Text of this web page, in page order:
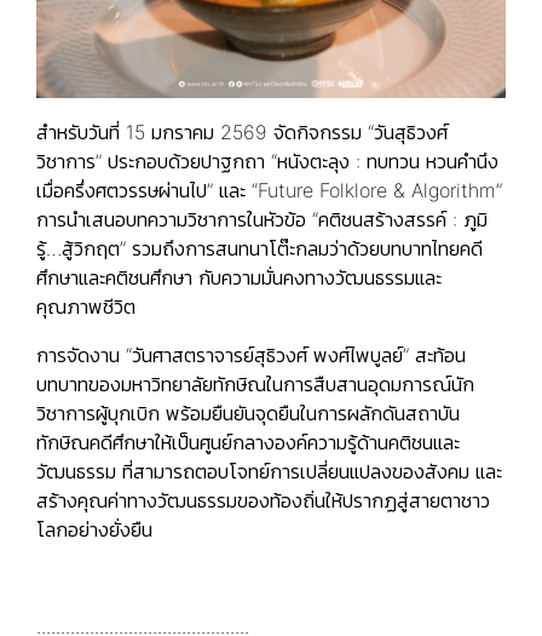
สำหรับวันที่ 15 มกราคม 2569 จัดกิจกรรม “วันสุธิวงศ์
วิชาการ” ประกอบด้วยปาฐกถา “หนังตะลุง : ทบทวน หวนคำนึง
เมื่อครึ่งศตวรรษผ่านไป” และ “Future Folklore & Algorithm”
การนำเสนอบทความวิชาการในหัวข้อ “คติชนสร้างสรรค์ : ภูมิ
รู้…สู้วิกฤต” รวมถึงการสนทนาโต๊ะกลมว่าด้วยบทบาทไทยคดี
ศึกษาและคติชนศึกษา กับความมั่นคงทางวัฒนธรรมและ
คุณภาพชีวิต
การจัดงาน “วันศาสตราจารย์สุธิวงศ์ พงศ์ไพบูลย์” สะท้อน
บทบาทของมหาวิทยาลัยทักษิณในการสืบสานอุดมการณ์นัก
วิชาการผู้บุกเบิก พร้อมยืนยันจุดยืนในการผลักดันสถาบัน
ทักษิณคดีศึกษาให้เป็นศูนย์กลางองค์ความรู้ด้านคติชนและ
วัฒนธรรม ที่สามารถตอบโจทย์การเปลี่ยนแปลงของสังคม และ
สร้างคุณค่าทางวัฒนธรรมของท้องถิ่นให้ปรากฏสู่สายตาชาว
โลกอย่างยั่งยืน
............................................